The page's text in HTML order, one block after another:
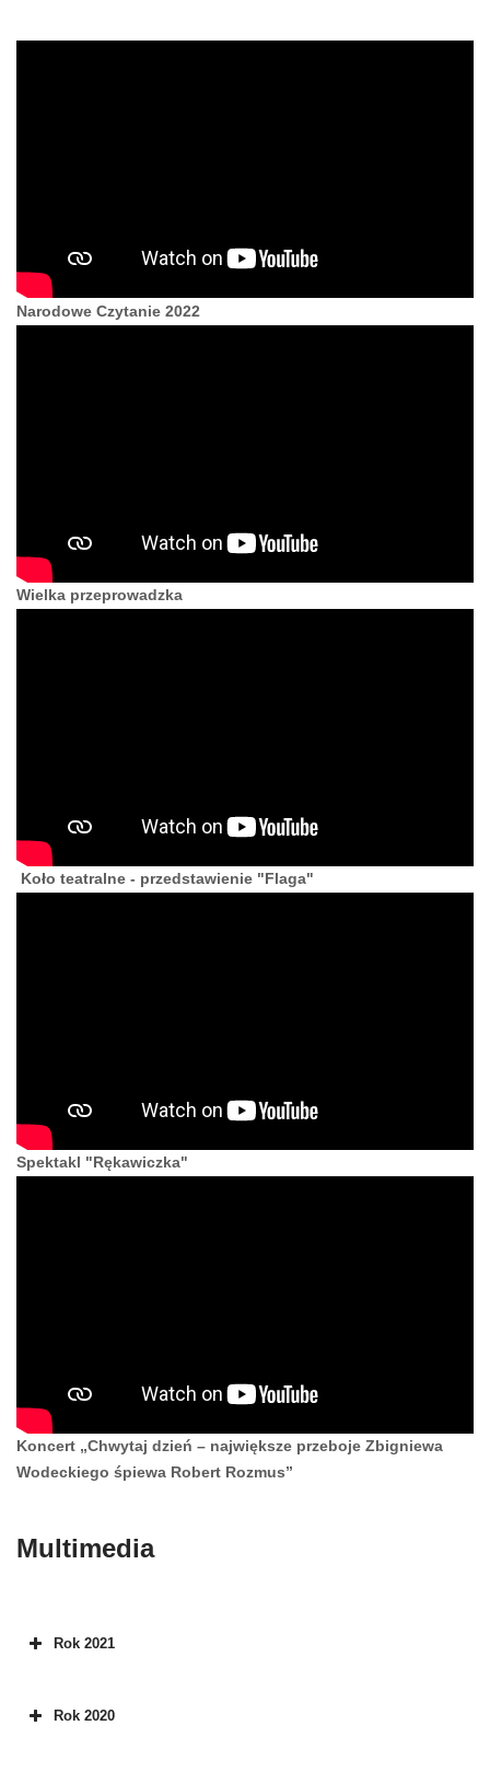
Narodowe Czytanie 2022
Wielka przeprowadzka
Koło teatralne - przedstawienie "Flaga"
Spektakl "Rękawiczka"
Koncert „Chwytaj dzień – największe przeboje Zbigniewa
Wodeckiego śpiewa Robert Rozmus”
Multimedia
Rok 2021
Rok 2020